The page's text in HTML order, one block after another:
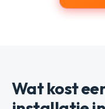
Wat kost